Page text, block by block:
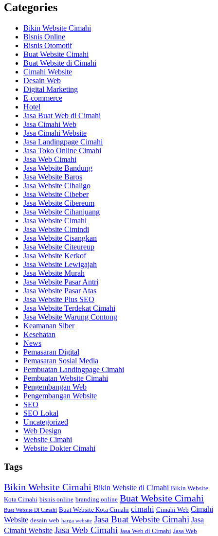
Categories
Bikin Website Cimahi
Bisnis Online
Bisnis Otomotif
Buat Website Cimahi
Buat Website di Cimahi
Cimahi Website
Desain Web
Digital Marketing
E-commerce
Hotel
Jasa Buat Web di Cimahi
Jasa Cimahi Web
Jasa Cimahi Website
Jasa Landingpage Cimahi
Jasa Toko Online Cimahi
Jasa Web Cimahi
Jasa Website Bandung
Jasa Website Baros
Jasa Website Cibaligo
Jasa Website Cibeber
Jasa Website Cibereum
Jasa Website Cihanjuang
Jasa Website Cimahi
Jasa Website Cimindi
Jasa Website Cisangkan
Jasa Website Citeureup
Jasa Website Kerkof
Jasa Website Lewigajah
Jasa Website Murah
Jasa Website Pasar Antri
Jasa Website Pasar Atas
Jasa Website Plus SEO
Jasa Website Terdekat Cimahi
Jasa Website Warung Contong
Keamanan Siber
Kesehatan
News
Pemasaran Digital
Pemasaran Sosial Media
Pembuatan Landingpage Cimahi
Pembuatan Website Cimahi
Pengembangan Web
Pengembangan Website
SEO
SEO Lokal
Uncategorized
Web Design
Website Cimahi
Website Dokter Cimahi
Tags
Bikin Website Cimahi Bikin Website di Cimahi Bikin Website
Kota Cimahi bisnis online branding online Buat Website Cimahi
Buat Website Di Cimahi Buat Website Kota Cimahi cimahi Cimahi Web Cimahi
Website desain web harga website Jasa Buat Website Cimahi Jasa
Cimahi Website Jasa Web Cimahi Jasa Web di Cimahi Jasa Web